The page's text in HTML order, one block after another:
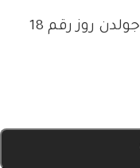
روز رقم 18